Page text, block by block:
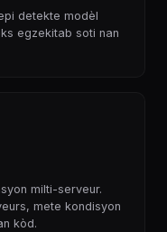
detekte modèl
egzekitab soti nan
milti-serveur.
mete kondisyon
kòd.